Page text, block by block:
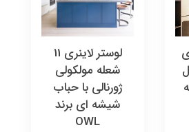
لوستر لاینری 11
شعله مولکولی
ژورنالی با حباب
شیشه ای برند
OWL